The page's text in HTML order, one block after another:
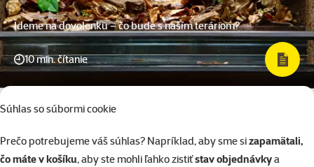
Súhlas so súbormi cookie
Prečo potrebujeme váš súhlas? Napríklad, aby sme sizapamätali,
čo máte v košíku, aby ste mohli ľahko zistiťstav objednávkya
Ideme na dovolenku – čo bude s naším teráriom?
10 min. čítanie